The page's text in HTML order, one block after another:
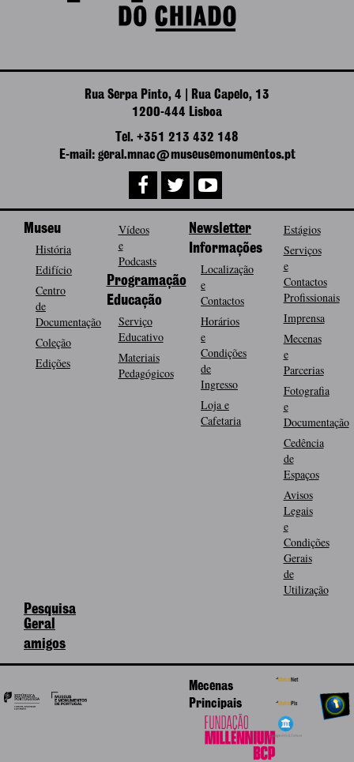
Rua Serpa Pinto, 4 | Rua Capelo, 13
1200-444 Lisboa
Tel. +351 213 432 148
E-mail: geral.mnac@museusemonumentos.pt
Museu
História
Edifício
Centro
de
Documentação
Coleção
Edições
Vídeos
e
Podcasts
Programação
Educação
Serviço
Educativo
Materiais
Pedagógicos
Newsletter
Informações
Localização
e
Contactos
Horários
e
Condições
de
Ingresso
Loja e
Cafetaria
Estágios
Serviços
e
Contactos
Profissionais
Imprensa
Mecenas
e
Parcerias
Fotografia
e
Documentação
Cedência
de
Espaços
Avisos
Legais
e
Condições
Gerais
de
Utilização
Pesquisa
Geral
amigos
Mecenas
Principais